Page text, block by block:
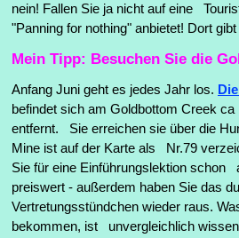
nein! Fallen Sie ja nicht auf eine
"Panning for nothing" anbietet! Dort
Mein Tipp: Besuchen Sie die
Anfang Juni geht es jedes Jahr los.
befindet sich am Goldbottom Creek
entfernt. Sie erreichen sie über die
Mine ist auf der Karte als Nr.79
Sie für eine Einführungslektion schon
preiswert - außerdem haben Sie das
Vertretungsstündchen wieder raus.
bekommen, ist unvergleichlich